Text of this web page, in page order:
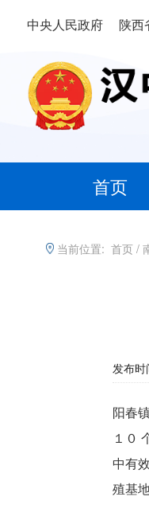
中央人民政府 陕西
首页
当前位置: 首页 /
发布
阳春
１０
中有
殖基